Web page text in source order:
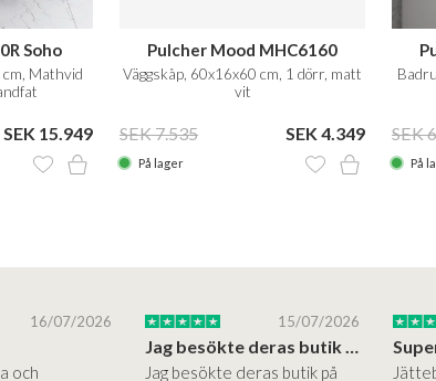
Soho
Mathvid
SEK 15.949
Pulcher Mood MHC6160
Väggskåp, 60x16x60 cm, 1 dörr, matt
vit
SEK 7.535 SEK 4.349
På lager
SEK
På
16/07/2026
och
15/07/2026
Jag besökte deras butik på Østerbro.
Jag besökte deras butik på